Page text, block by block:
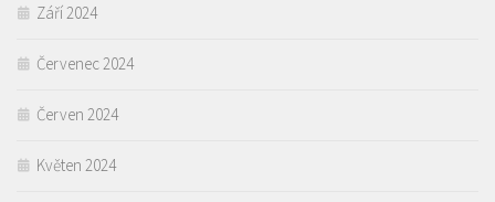
Září 2024
Červenec 2024
Červen 2024
Květen 2024